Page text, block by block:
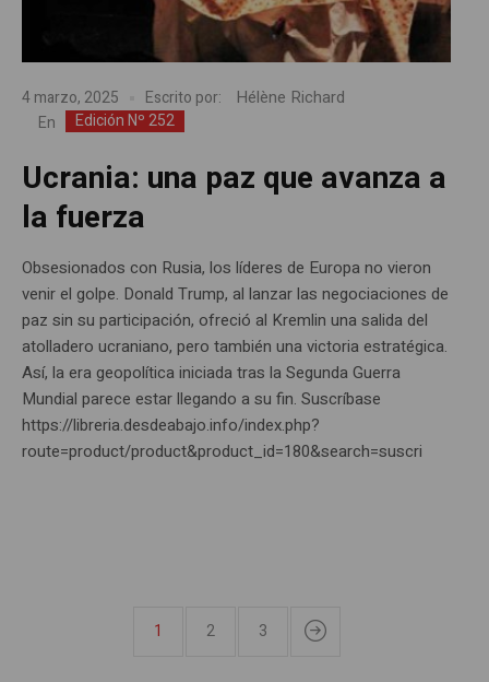
4 marzo, 2025 Escrito por: Hélène Richard
En Edición Nº 252
Ucrania: una paz que avanza a
la fuerza
Obsesionados con Rusia, los líderes de Europa no vieron
venir el golpe. Donald Trump, al lanzar las negociaciones de
paz sin su participación, ofreció al Kremlin una salida del
atolladero ucraniano, pero también una victoria estratégica.
Así, la era geopolítica iniciada tras la Segunda Guerra
Mundial parece estar llegando a su fin. Suscríbase
https://libreria.desdeabajo.info/index.php?
route=product/product&product_id=180&search=suscri
1 2 3